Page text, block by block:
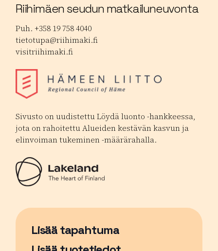
Riihimäen seudun matkailuneuvonta
Puh. +358 19 758 4040
tietotupa@riihimaki.fi
visitriihimaki.fi
Sivusto on uudistettu Löydä luonto -hankkeessa,
jota on rahoitettu Alueiden kestävän kasvun ja
elinvoiman tukeminen -määrärahalla.
Lisää tapahtuma
Sivu avautuu uudessa ikkunassa